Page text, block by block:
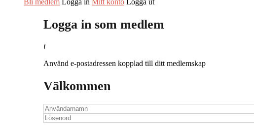
Bli medlem Logga in Mitt konto Logga ut
Logga in som medlem
i
Använd e-postadressen kopplad till ditt medlemskap
Välkommen